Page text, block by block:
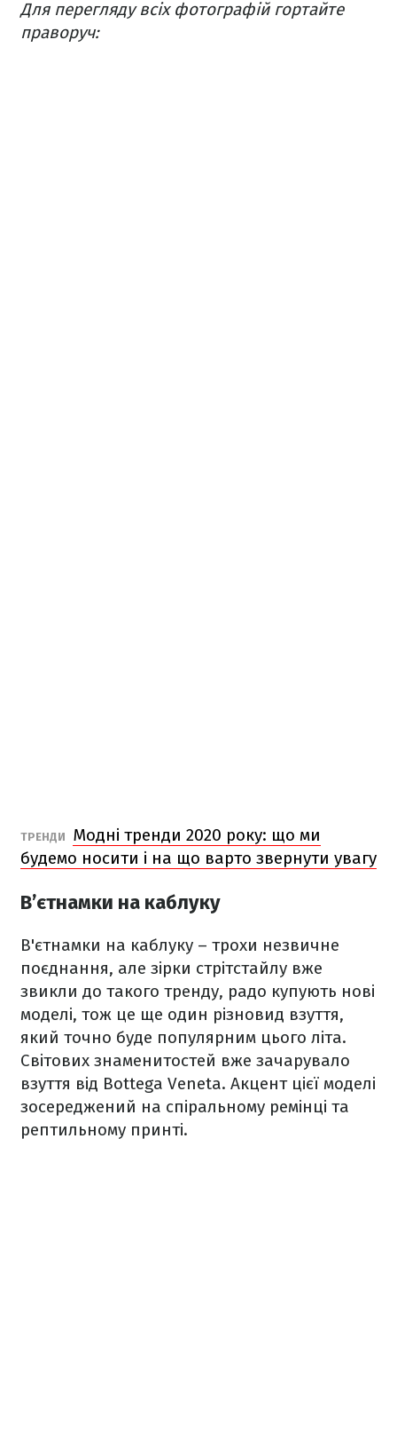
Для перегляду всіх фотографій гортайте
праворуч:
ТРЕНДИ
Модні тренди 2020 року: що ми
будемо носити і на що варто звернути увагу
В’єтнамки на каблуку
В'єтнамки на каблуку – трохи незвичне
поєднання, але зірки стрітстайлу вже
звикли до такого тренду, радо купують нові
моделі, тож це ще один різновид взуття,
який точно буде популярним цього літа.
Світових знаменитостей вже зачарувало
взуття від Bottega Veneta. Акцент цієї моделі
зосереджений на спіральному ремінці та
рептильному принті.